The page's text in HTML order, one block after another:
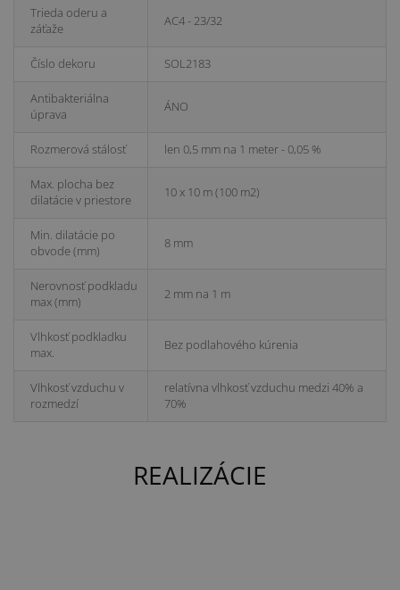
Trieda oderu a
záťaže
AC4 - 23/32
Číslo dekoru SOL2183
Antibakteriálna
úprava
ÁNO
Rozmerová stálosť len 0,5 mm na 1 meter - 0,05 %
Max. plocha bez
dilatácie v priestore
10 x 10 m (100 m2)
Min. dilatácie po
obvode (mm)
8 mm
Nerovnosť podkladu
max (mm)
2 mm na 1 m
Vlhkosť podkladku
max.
Bez podlahového kúrenia
Vlhkosť vzduchu v
rozmedzí
relatívna vlhkosť vzduchu medzi 40% a
70%
REALIZÁCIE